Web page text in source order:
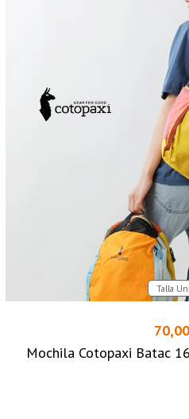
Talla
Mochila Cotopaxi Batac